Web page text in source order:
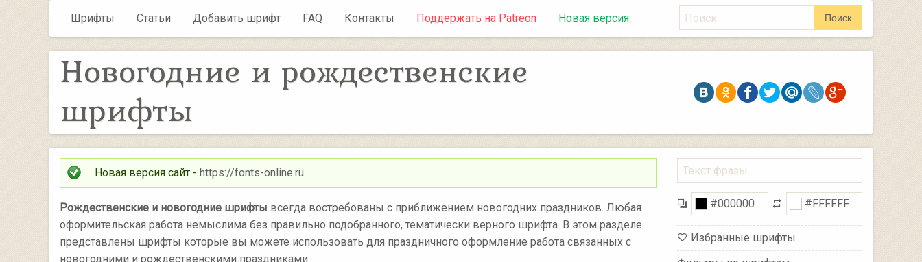
Шрифты Статьи Добавить шрифт FAQ Контакты Поддержать на Patreon Новая версия Поиск Поиск
Новогодние и рождественские
шрифты
Новая версия сайт - https://fonts-online.ru
Рождественские и новогодние шрифты всегда востребованы с приближением новогодних праздников. Любая
оформительская работа немыслима без правильно подобранного, тематически верного шрифта. В этом разделе
представлены шрифты которые вы можете использовать для праздничного оформление работа связанных с
новогодними и рождественскими праздниками.
Избранные шрифты